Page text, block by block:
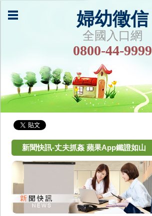
婦幼徵信
全國入口網
0800-44-9999
新聞快訊-丈夫抓姦 蘋果App鐵證如山